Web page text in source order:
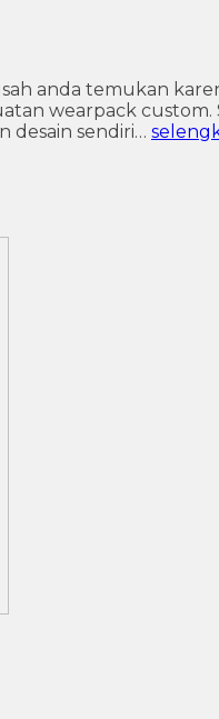
anda temukan
wearpack custom.
desain sendiri…